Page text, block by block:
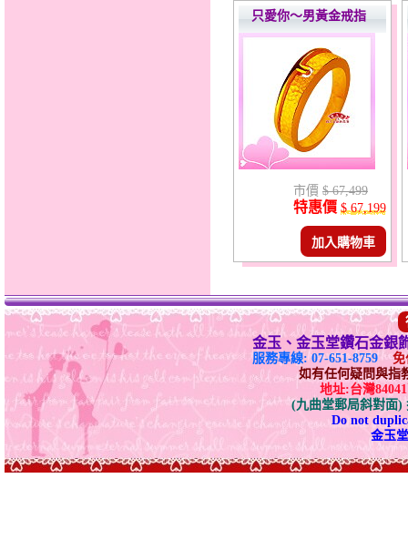
只愛你～男黃金戒指
市價 $ 67,499
特惠價 $ 67,199
加入購物車
金玉、金玉堂鑽石金銀
服務專線: 07-651-8759
免
如有任何疑問與指
地址:台灣
(九曲堂郵局斜對面)
Do not
金玉